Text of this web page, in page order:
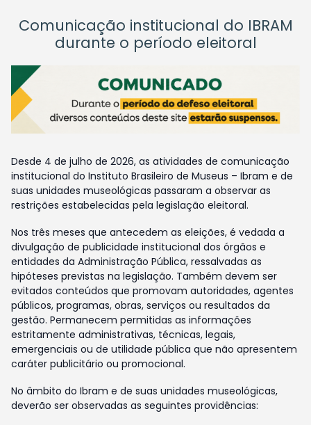
Comunicação institucional do IBRAM
durante o período eleitoral
Desde 4 de julho de 2026, as atividades de comunicação
institucional do Instituto Brasileiro de Museus – Ibram e de
suas unidades museológicas passaram a observar as
restrições estabelecidas pela legislação eleitoral.
Nos três meses que antecedem as eleições, é vedada a
divulgação de publicidade institucional dos órgãos e
entidades da Administração Pública, ressalvadas as
hipóteses previstas na legislação. Também devem ser
evitados conteúdos que promovam autoridades, agentes
públicos, programas, obras, serviços ou resultados da
gestão. Permanecem permitidas as informações
estritamente administrativas, técnicas, legais,
emergenciais ou de utilidade pública que não apresentem
caráter publicitário ou promocional.
No âmbito do Ibram e de suas unidades museológicas,
deverão ser observadas as seguintes providências: